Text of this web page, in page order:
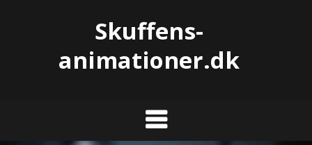
Skuffens-
animationer.dk